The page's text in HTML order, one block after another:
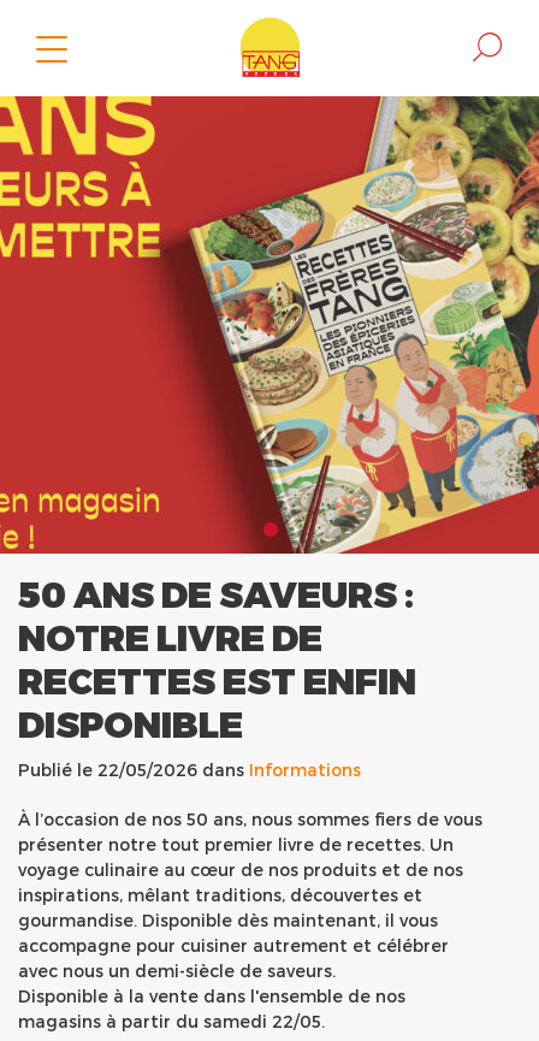
50 ANS DE SAVEURS :
NOTRE LIVRE DE
RECETTES EST ENFIN
DISPONIBLE
Publié le 22/05/2026 dans Informations
À l’occasion de nos 50 ans, nous sommes fiers de vous
présenter notre tout premier livre de recettes. Un
voyage culinaire au cœur de nos produits et de nos
inspirations, mêlant traditions, découvertes et
gourmandise. Disponible dès maintenant, il vous
accompagne pour cuisiner autrement et célébrer
avec nous un demi-siècle de saveurs.
Disponible à la vente dans l'ensemble de nos
magasins à partir du samedi 22/05.